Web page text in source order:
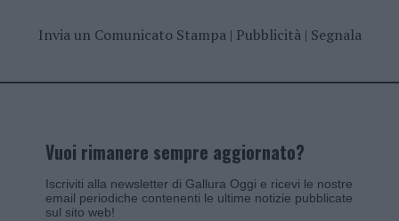
Invia un Comunicato Stampa| Pubblicità| Segnala
Vuoi rimanere sempre aggiornato?
Iscriviti alla newsletter di Gallura Oggi e ricevi le nostre
email periodiche contenenti le ultime notizie pubblicate
sul sito web!